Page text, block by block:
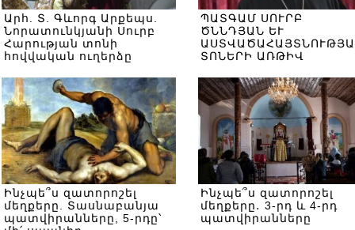
Արհ. Տ. Գևորգ Արքեպս.
Նորատունկյանի Սուրբ
Հարության տոնի
հովվական ուղերձը
ՊԱՏԳԱՄ ՍՈՒՐԲ
ԾՆՆԴՅԱՆ ԵՒ
ՏՈՆԵՐԻ ԱՌԹԻՎ
Ինչպե՞ս զատորոշել
մեղքերը. Տասնաբանյա
պատվիրանները, 5-րդը՝
Ինչպե՞ս զատորոշել
մեղքերը․ 3-րդ և 4-րդ
պատվիրանները